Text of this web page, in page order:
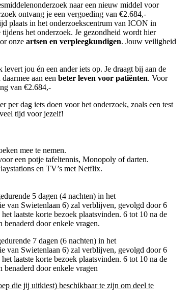
naar een nieuw middel voor
ontvang je een vergoeding van €2.684,-
plaats in het onderzoekscentrum van ICON in
het onderzoek. Je gezondheid wordt hier
onze artsen en verpleegkundigen. Jouw veiligheid
jou én een ander iets op. Je draagt bij aan de
aan een beter leven voor patiënten. Voor
van €2.684,-
per dag iets doen voor het onderzoek, zoals een test
tijd voor jezelf!
mee te nemen.
een potje tafeltennis, Monopoly of darten.
en TV’s met Netflix.
5 dagen (4 nachten) in het
van Swietenlaan 6) zal verblijven, gevolgd door 6
laatste korte bezoek plaatsvinden. 6 tot 10 na de
door enkele vragen.
7 dagen (6 nachten) in het
van Swietenlaan 6) zal verblijven, gevolgd door 6
laatste korte bezoek plaatsvinden. 6 tot 10 na de
door enkele vragen
die jij uitkiest) beschikbaar te zijn om deel te